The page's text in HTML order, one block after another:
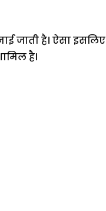
जाती है। ऐसा इसलिए
है।